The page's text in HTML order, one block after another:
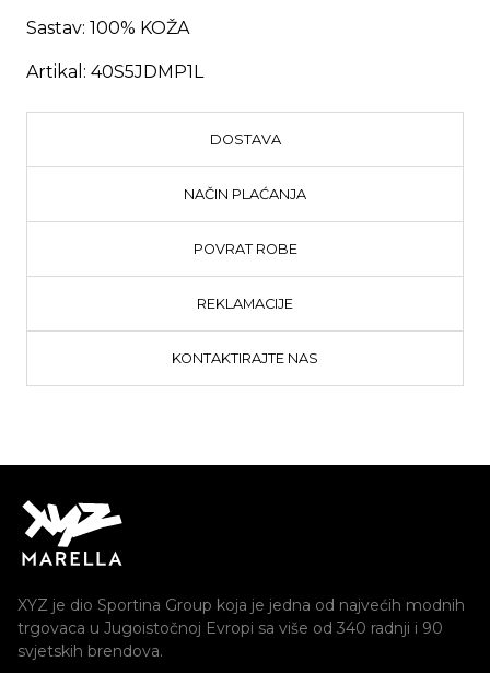
Sastav: 100% KOŽA
Artikal: 40S5JDMP1L
DOSTAVA
NAČIN PLAĆANJA
POVRAT ROBE
REKLAMACIJE
KONTAKTIRAJTE NAS
XYZ je dio Sportina Group koja je jedna od najvećih modnih
trgovaca u Jugoistočnoj Evropi sa više od 340 radnji i 90
svjetskih brendova.